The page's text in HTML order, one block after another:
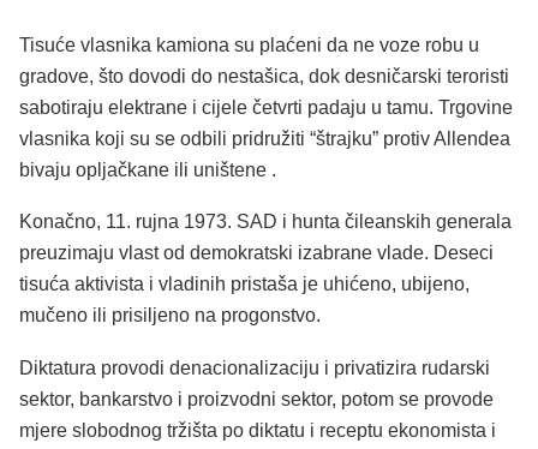
Tisuće vlasnika kamiona su plaćeni da ne voze robu u
gradove, što dovodi do nestašica, dok desničarski teroristi
sabotiraju elektrane i cijele četvrti padaju u tamu. Trgovine
vlasnika koji su se odbili pridružiti “štrajku” protiv Allendea
bivaju opljačkane ili uništene .
Konačno, 11. rujna 1973. SAD i hunta čileanskih generala
preuzimaju vlast od demokratski izabrane vlade. Deseci
tisuća aktivista i vladinih pristaša je uhićeno, ubijeno,
mučeno ili prisiljeno na progonstvo.
Diktatura provodi denacionalizaciju i privatizira rudarski
sektor, bankarstvo i proizvodni sektor, potom se provode
mjere slobodnog tržišta po diktatu i receptu ekonomista i